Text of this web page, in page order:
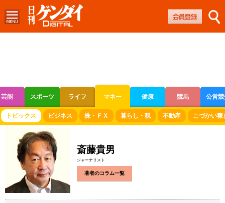
芸能 スポーツ ライフ マネー 健康 競馬 公営
ボートレース 競輪 オートレース
トピックス ビジネス 株・ＦＸ 暮らし・税 不動産 こづかい稼
斎藤貴男
ジャーナリスト
著者のコラム一覧